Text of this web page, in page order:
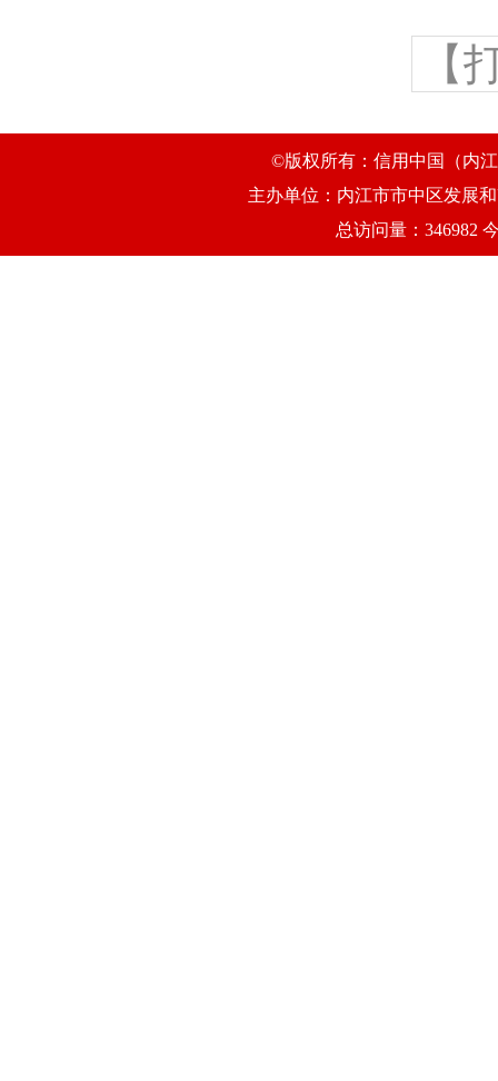
【
©版权所有：信用中国（内
主办单位：内江市市中区发展
总访问量：346982